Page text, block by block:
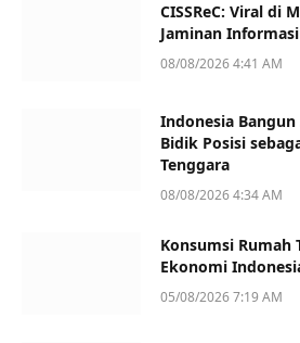
CISSReC: Viral di
Jaminan
08/08/2026 4:41 AM
Indonesia Bangun
Bidik Posisi
Tenggara
08/08/2026 4:34 AM
Konsumsi Rumah
Ekonomi
05/08/2026 7:19 AM